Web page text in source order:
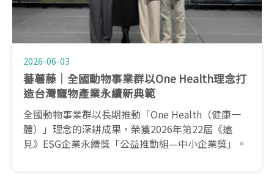
2026-06-03
蕃薯藤｜全國動物事業群以One Health理念打
造台灣寵物產業永續新典範
全國動物事業群以長期推動「One Health（健康一
體）」理念的深耕成果，榮獲2026年第22屆《遠
見》ESG企業永續獎「公益推動組—中小企業獎」。